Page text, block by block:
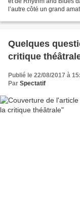
l’autre côté un grand
Quelques
critique
Publié le 22/08/2017 à
Par Spectatif